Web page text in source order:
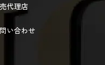
代理店
い合わせ